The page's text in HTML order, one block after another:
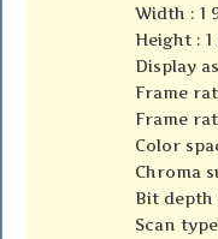
Width : 1
Height : 1
Display
Frame
Frame
Color
Chroma
Bit depth
Scan